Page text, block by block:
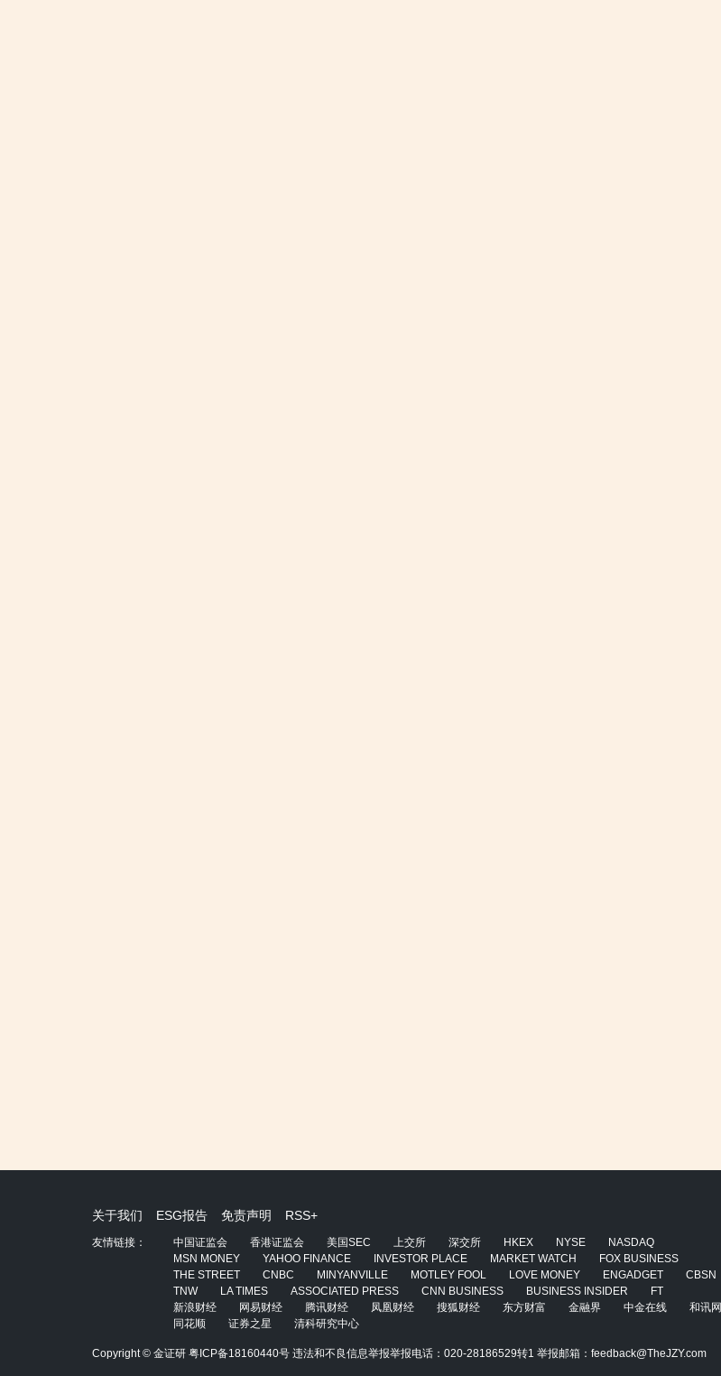
关于我们 ESG报告 免责声明 RSS+
友情链接： 中国证监会 香港证监会 美国SEC 上交所 深交所 HKEX NYSE
NASDAQ
MSN MONEY
YAHOO FINANCE INVESTOR PLACE MARKET WATCH
FOX BUSINESS
THE STREET
CNBC MINYANVILLE MOTLEY FOOL LOVE MONEY ENGADGET
CBSN
TNW
LA TIMES ASSOCIATED PRESS CNN BUSINESS BUSINESS INSIDER
FT
新浪财经
网易财经 腾讯财经 凤凰财经 搜狐财经 东方财富 金融界 中金在线
和讯网
同花顺
证券之星 清科研究中心
Copyright © 金证研 粤ICP备18160440号 违法和不良信息举报举报电话：020-28186529转1 举报邮箱：feedback@TheJZY.com